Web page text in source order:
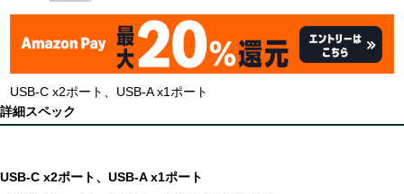
USB-C x2ポート、USB-A x1ポート
詳細スペック
USB-C x2ポート、USB-A x1ポート